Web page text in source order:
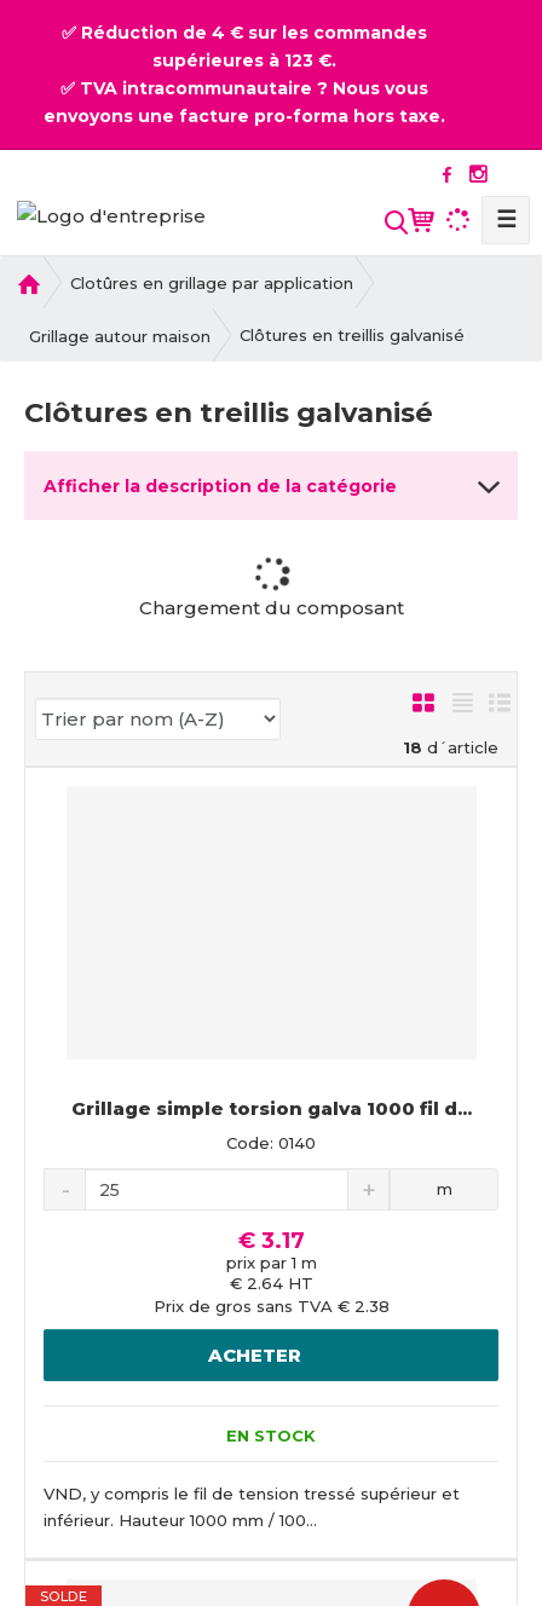
✅ Réduction de 4 € sur les commandes
supérieures à 123 €.
✅ TVA intracommunautaire ? Nous vous
envoyons une facture pro-forma hors taxe.
☰
p
e
a
c
Clotûres en grillage par application
Grillage autour maison Clôtures en treillis galvanisé
Clôtures en treillis galvanisé
Afficher la description de la catégorie
Chargement du composant
18 d´article
Grillage simple torsion galva 1000 fil d...
Code: 0140
€ 3.17
prix par 1 m
€ 2.64 HT
Prix de gros sans TVA € 2.38
m
ACHETER
EN STOCK
VND, y compris le fil de tension tressé supérieur et
inférieur. Hauteur 1000 mm / 100...
SOLDE